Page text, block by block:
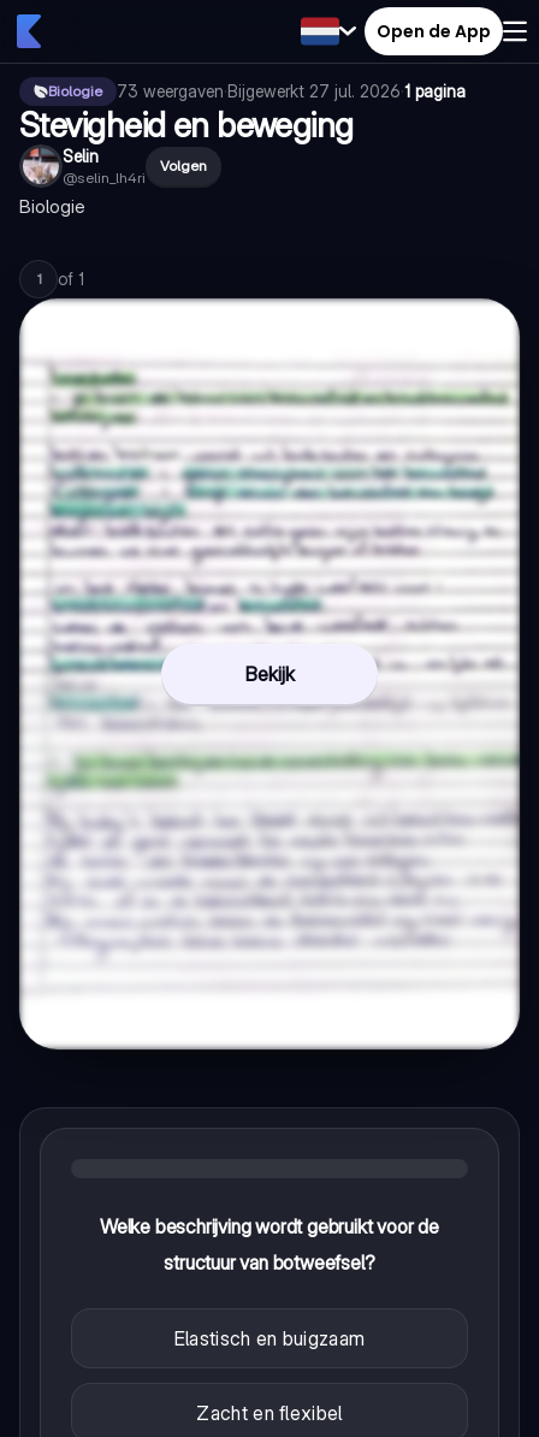
Open de App
Biologie 73 weergaven·Bijgewerkt 27 jul. 2026·1 pagina
Stevigheid en beweging
Selin
@selin_lh4ri
Volgen
Biologie
1 of 1
Bekijk
Welke beschrijving wordt gebruikt voor de
structuur van botweefsel?
Elastisch en buigzaam
Zacht en flexibel